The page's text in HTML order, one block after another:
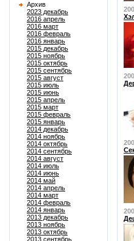
Архив
2023 декабрь
2016 апрель
2016 март
2016 февраль
2016 январь
2015 декабрь
2015 ноябрь
2015 октябрь
2015 сентябрь
2015 август
2015 июль
2015 июнь
2015 апрель
2015 март
2015 февраль
2015 январь
2014 декабрь
2014 ноябрь
2014 октябрь
2014 сентябрь
2014 август
2014 июль
2014 июнь
2014 май
2014 апрель
2014 март
2014 февраль
2014 январь
2013 декабрь
2013 ноябрь
2013 октябрь
2013 сентябрь